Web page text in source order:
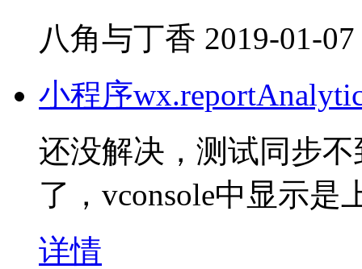
八角与丁香 2019-01-
小程序
还没解决，测试同步
了，vconsole中显示是
详情